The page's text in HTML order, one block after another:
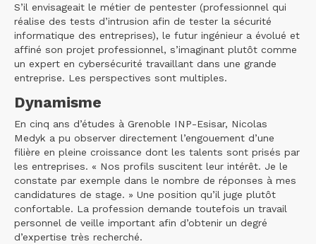
S’il envisageait le métier de pentester (professionnel qui
réalise des tests d’intrusion afin de tester la sécurité
informatique des entreprises), le futur ingénieur a évolué et
affiné son projet professionnel, s’imaginant plutôt comme
un expert en cybersécurité travaillant dans une grande
entreprise. Les perspectives sont multiples.
Dynamisme
En cinq ans d’études à Grenoble INP-Esisar, Nicolas
Medyk a pu observer directement l’engouement d’une
filière en pleine croissance dont les talents sont prisés par
les entreprises. « Nos profils suscitent leur intérêt. Je le
constate par exemple dans le nombre de réponses à mes
candidatures de stage. » Une position qu’il juge plutôt
confortable. La profession demande toutefois un travail
personnel de veille important afin d’obtenir un degré
d’expertise très recherché.